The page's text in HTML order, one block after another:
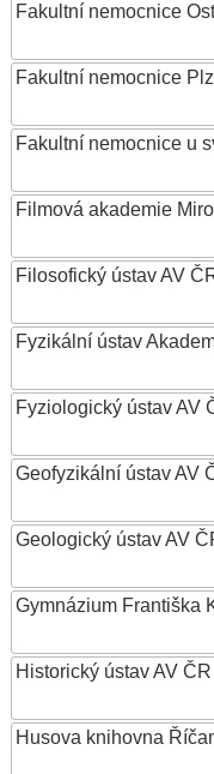
Fakultní nemocnice
Fakultní nemocnice
Fakultní nemocnice u
Filmová akademie
Filosofický ústav AV
Fyzikální ústav
Fyziologický ústav AV
Geofyzikální ústav AV
Geologický ústav AV
Gymnázium Františka
Historický ústav AV ČR
Husova knihovna